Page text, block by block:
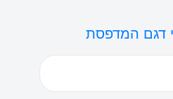
דגם המדפסת